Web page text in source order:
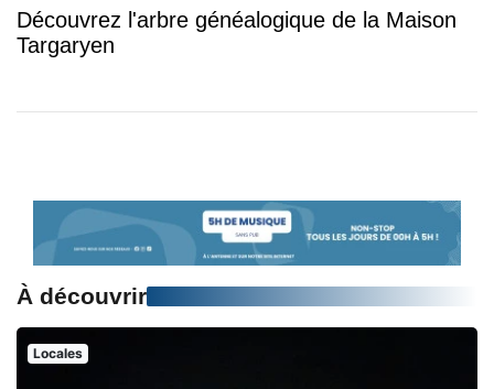
Découvrez l'arbre généalogique de la Maison
Targaryen
À découvrir
Locales